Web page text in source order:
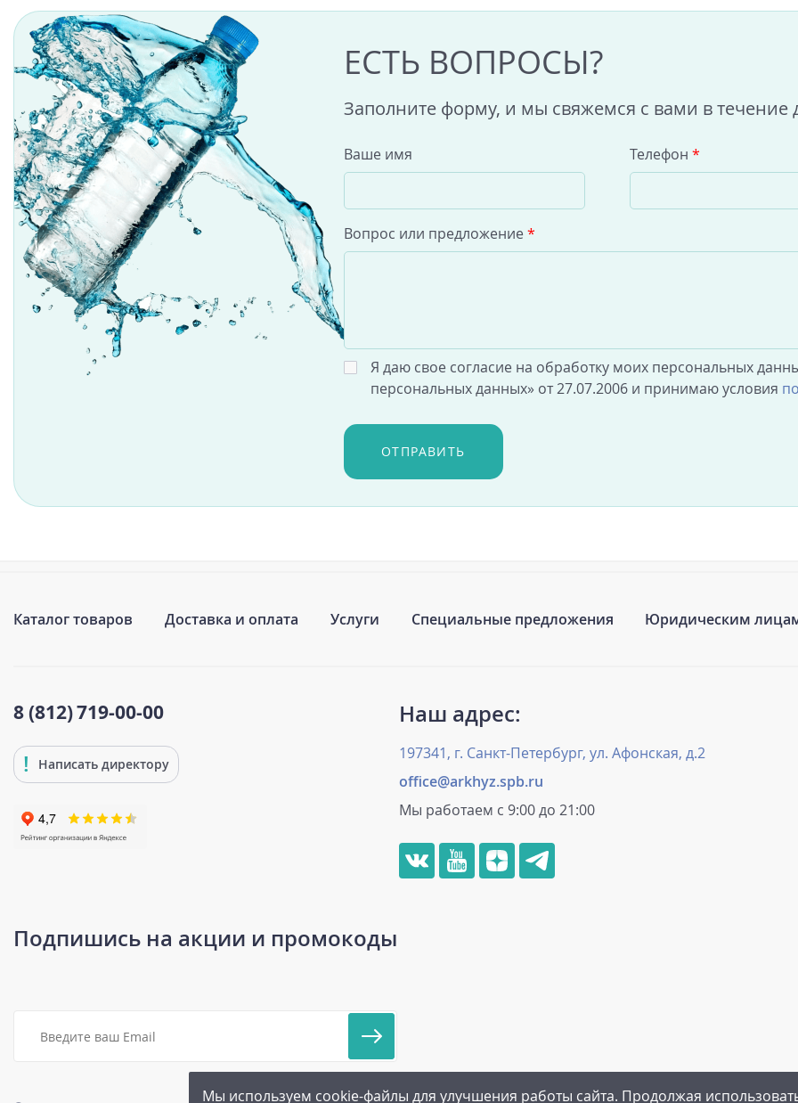
ЕСТЬ ВОПРОСЫ?
Заполните форму, и мы свяжемся с вами в течение
Ваше имя Телефон *
Вопрос или предложение *
Я даю свое согласие на обработку моих персональных
персональных данных» от 27.07.2006 и принимаю условия
ОТПРАВИТЬ
Каталог товаров Доставка и оплата Услуги Специальные предложения Юридическим
8 (812)719-00-00
Написать директору
Наш адрес:
197341, г. Санкт-Петербург, ул. Афонская, д.2
office@arkhyz.spb.ru
Мы работаем с 9:00 до 21:00
Подпишись на акции и промокоды
Мы используем cookie-файлы для улучшения работы сайта. Продолжая